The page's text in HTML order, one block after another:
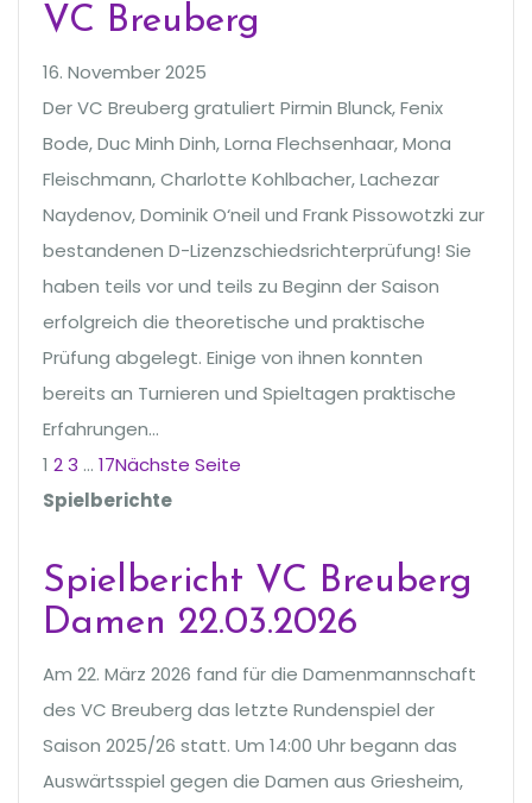
VC Breuberg
16. November 2025
Der VC Breuberg gratuliert Pirmin Blunck, Fenix
Bode, Duc Minh Dinh, Lorna Flechsenhaar, Mona
Fleischmann, Charlotte Kohlbacher, Lachezar
Naydenov, Dominik O‘neil und Frank Pissowotzki zur
bestandenen D-Lizenzschiedsrichterprüfung! Sie
haben teils vor und teils zu Beginn der Saison
erfolgreich die theoretische und praktische
Prüfung abgelegt. Einige von ihnen konnten
bereits an Turnieren und Spieltagen praktische
Erfahrungen…
1 23 … 17Nächste Seite
Spielberichte
Spielbericht VC Breuberg
Damen 22.03.2026
Am 22. März 2026 fand für die Damenmannschaft
des VC Breuberg das letzte Rundenspiel der
Saison 2025/26 statt. Um 14:00 Uhr begann das
Auswärtsspiel gegen die Damen aus Griesheim,